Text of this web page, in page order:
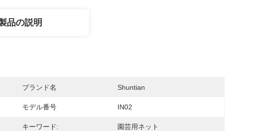
品の説明
ブランド名 Shuntian
モデル番号 IN02
キーワード: 園芸用ネット